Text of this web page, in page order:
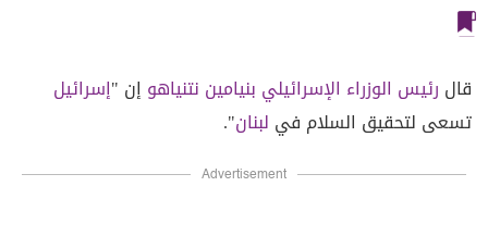
قال رئيس الوزراء الإسرائيلي بنيامين نتنياهو إن "إسرائيل
تسعى لتحقيق السلام في لبنان".
Advertisement